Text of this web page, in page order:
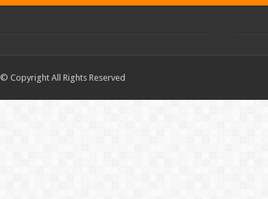
© Copyright All Rights Reserved